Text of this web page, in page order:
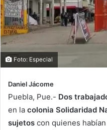
Foto: Especial
Daniel Jácome
Puebla, Pue.- Dos
en la colonia Solidaridad
sujetos con quienes